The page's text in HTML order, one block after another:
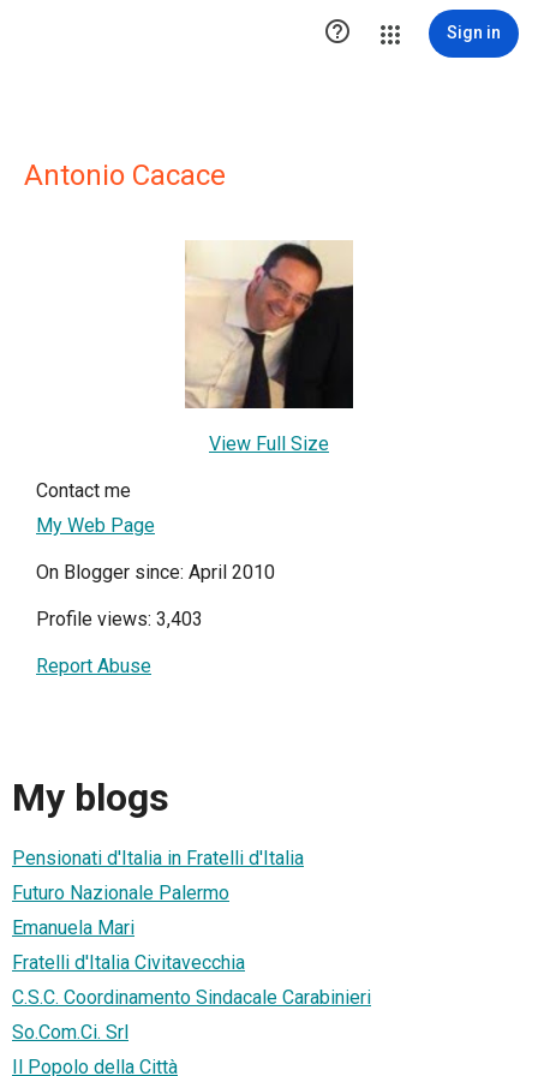
 Sign in
Antonio Cacace
View Full Size
Contact me
My Web Page
On Blogger since: April 2010
Profile views: 3,403
Report Abuse
My blogs
Pensionati d'Italia in Fratelli d'Italia
Futuro Nazionale Palermo
Emanuela Mari
Fratelli d'Italia Civitavecchia
C.S.C. Coordinamento Sindacale Carabinieri
So.Com.Ci. Srl
Il Popolo della Città